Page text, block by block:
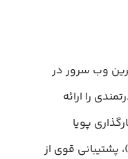
وب سرور در
را ارائه
پویا
)، پشتیبانی قوی از